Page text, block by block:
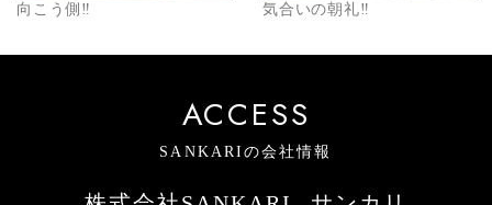
向こう側‼️ 気合いの朝礼‼︎
ACCESS
SANKARIの会社情報